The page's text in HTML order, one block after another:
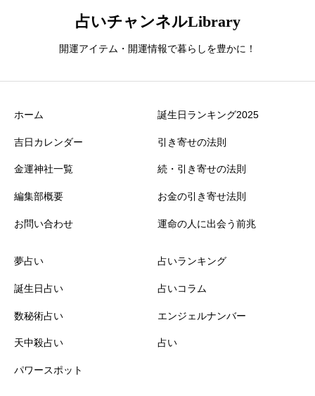
占いチャンネルLibrary
開運アイテム・開運情報で暮らしを豊かに！
ホーム
吉日カレンダー
金運神社一覧
編集部概要
お問い合わせ
誕生日ランキング2025
引き寄せの法則
続・引き寄せの法則
お金の引き寄せ法則
運命の人に出会う前兆
夢占い
誕生日占い
数秘術占い
天中殺占い
パワースポット
占いランキング
占いコラム
エンジェルナンバー
占い